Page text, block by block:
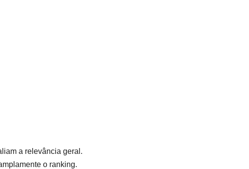
a relevância geral.
o ranking.